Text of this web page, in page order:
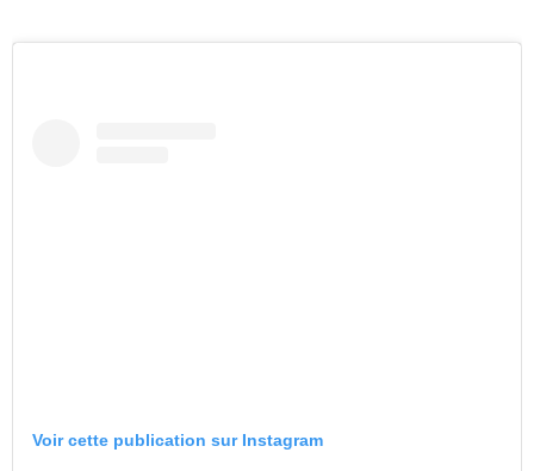
Voir cette publication sur Instagram